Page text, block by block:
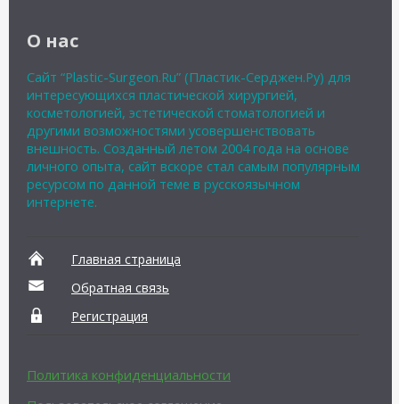
О нас
Сайт “Plastic-Surgeon.Ru” (Пластик-Серджен.Ру) для
интересующихся пластической хирургией,
косметологией, эстетической стоматологией и
другими возможностями усовершенствовать
внешность. Созданный летом 2004 года на основе
личного опыта, сайт вскоре стал самым популярным
ресурсом по данной теме в русскоязычном
интернете.
Главная страница
Обратная связь
Регистрация
Политика конфиденциальности